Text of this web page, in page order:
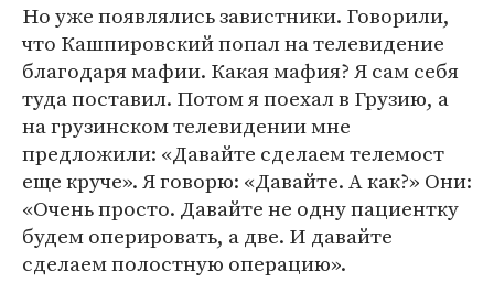
Но уже появлялись завистники. Говорили,
что Кашпировский попал на телевидение
благодаря мафии. Какая мафия? Я сам себя
туда поставил. Потом я поехал в Грузию, а
на грузинском телевидении мне
предложили: «Давайте сделаем телемост
еще круче». Я говорю: «Давайте. А как?» Они:
«Очень просто. Давайте не одну пациентку
будем оперировать, а две. И давайте
сделаем полостную операцию».